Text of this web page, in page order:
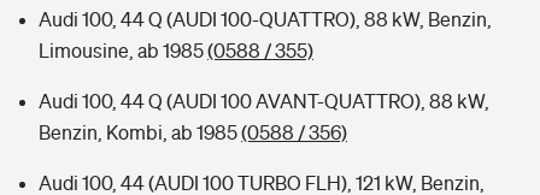
Audi 100, 44 Q (AUDI 100-QUATTRO), 88 kW, Benzin,
Limousine, ab 1985(0588 / 355)
Audi 100, 44 Q (AUDI 100 AVANT-QUATTRO), 88 kW,
Benzin, Kombi, ab 1985(0588 / 356)
Audi 100, 44 (AUDI 100 TURBO FLH), 121 kW, Benzin,